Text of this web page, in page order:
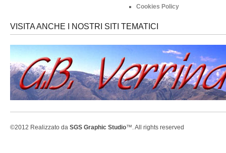
Cookies Policy
VISITA ANCHE I NOSTRI SITI TEMATICI
©2012 Realizzato da SGS Graphic Studio™. All rights reserved